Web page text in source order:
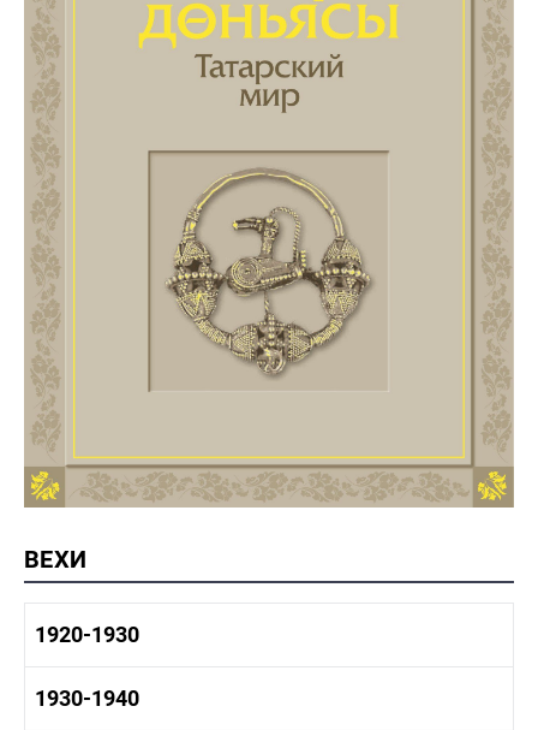
ВЕХИ
1920-1930
1920-1930 история
1930-1940